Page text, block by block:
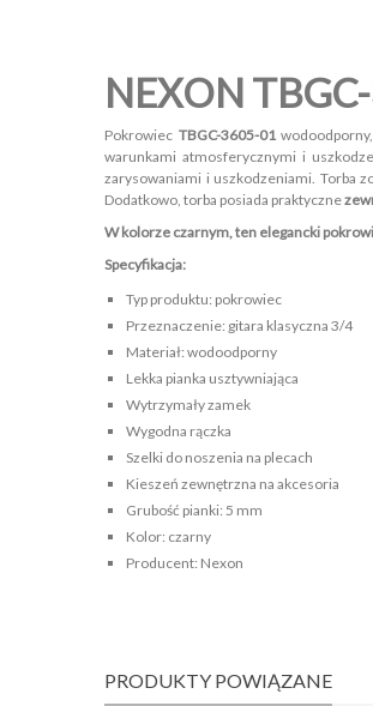
NEXON
Pokrowiec TBGC-3605-01
warunkami atmosferycznymi i
zarysowaniami i uszkodzeniami. Torba
Dodatkowo, torba posiada praktyczne
W kolorze czarnym, ten elegancki
Specyfikacja:
Typ produktu: pokrowiec
Przeznaczenie: gitara klasyczna 3/4
Materiał: wodoodporny
Lekka pianka usztywniająca
Wytrzymały zamek
Wygodna rączka
Szelki do noszenia na plecach
Kieszeń zewnętrzna na akcesoria
Grubość pianki: 5 mm
Kolor: czarny
Producent: Nexon
PRODUKTY POWIĄZANE